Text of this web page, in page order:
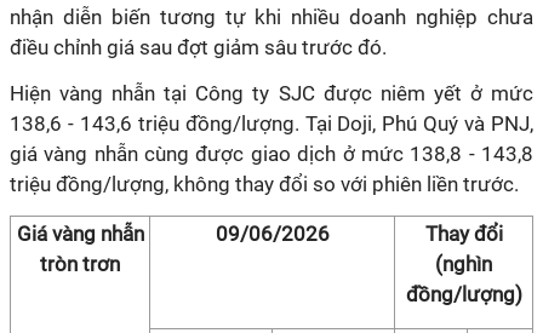
nhận diễn biến tương tự khi nhiều doanh nghiệp chưa
điều chỉnh giá sau đợt giảm sâu trước đó.
Hiện vàng nhẫn tại Công ty SJC được niêm yết ở mức
138,6 - 143,6 triệu đồng/lượng. Tại Doji, Phú Quý và PNJ,
giá vàng nhẫn cùng được giao dịch ở mức 138,8 - 143,8
triệu đồng/lượng, không thay đổi so với phiên liền trước.
Giá vàng nhẫn
tròn trơn
09/06/2026
Thay đổi
(nghìn
đồng/lượng)